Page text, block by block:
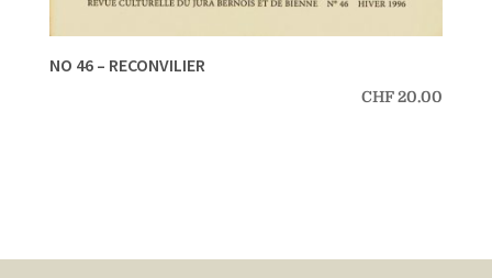
NO 46 – RECONVILIER
CHF20.00